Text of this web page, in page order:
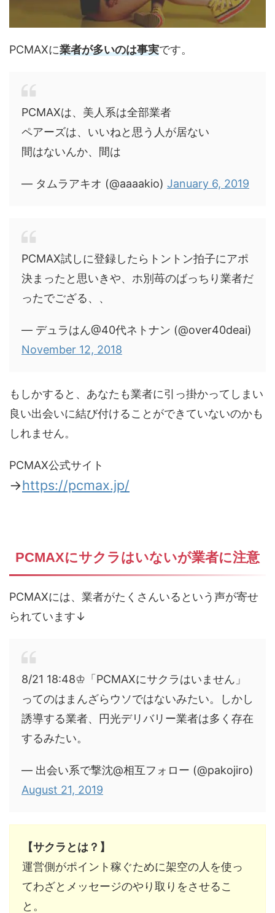
PCMAXに業者が多いのは事実です。
PCMAXは、美人系は全部業者
ペアーズは、いいねと思う人が居ない
間はないんか、間は
— タムラアキオ (@aaaakio) January 6, 2019
PCMAX試しに登録したらトントン拍子にアポ
決まったと思いきや、ホ別苺のばっちり業者だ
ったでござる、、
— デュラはん@40代ネトナン (@over40deai)
November 12, 2018
もしかすると、あなたも業者に引っ掛かってしまい
良い出会いに結び付けることができていないのかも
しれません。
PCMAX公式サイト
→https://pcmax.jp/
PCMAXにサクラはいないが業者に注意
PCMAXには、業者がたくさんいるという声が寄せ
られています↓
8/21 18:48♔「PCMAXにサクラはいません」
ってのはまんざらウソではないみたい。しかし
誘導する業者、円光デリバリー業者は多く存在
するみたい。
— 出会い系で撃沈@相互フォロー (@pakojiro)
August 21, 2019
【サクラとは？】
運営側がポイント稼ぐために架空の人を使っ
てわざとメッセージのやり取りをさせるこ
と。